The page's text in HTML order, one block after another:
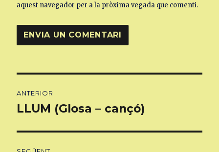
aquest navegador per a la pròxima vegada que comenti.
d'entrades
ANTERIOR
Entrada
LLUM (Glosa – cançó)